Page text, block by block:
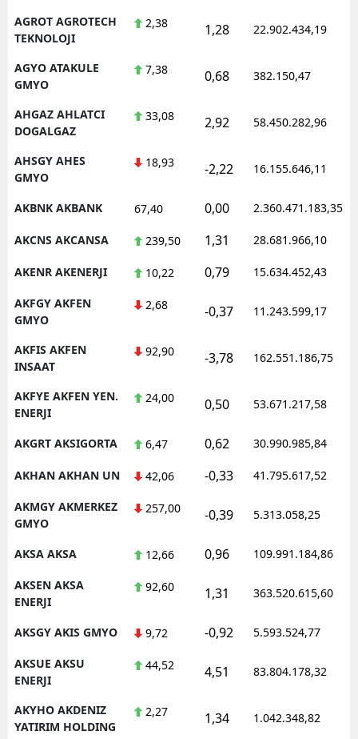
AGROT AGROTECH
TEKNOLOJI
2,38 1,28 22.902.434,19
AGYO ATAKULE
GMYO
7,38 0,68 382.150,47
AHGAZ AHLATCI
DOGALGAZ
33,08 2,92 58.450.282,96
AHSGY AHES
GMYO
18,93 -2,22 16.155.646,11
AKBNK AKBANK 67,40 0,00 2.360.471.183,35
AKCNS AKCANSA 239,50 1,31 28.681.966,10
AKENR AKENERJI 10,22 0,79 15.634.452,43
AKFGY AKFEN
GMYO
2,68 -0,37 11.243.599,17
AKFIS AKFEN
INSAAT
92,90 -3,78 162.551.186,75
AKFYE AKFEN YEN.
ENERJI
24,00 0,50 53.671.217,58
AKGRT AKSIGORTA 6,47 0,62 30.990.985,84
AKHAN AKHAN UN 42,06 -0,33 41.795.617,52
AKMGY AKMERKEZ
GMYO
257,00 -0,39 5.313.058,25
AKSA AKSA 12,66 0,96 109.991.184,86
AKSEN AKSA
ENERJI
92,60 1,31 363.520.615,60
AKSGY AKIS GMYO 9,72 -0,92 5.593.524,77
AKSUE AKSU
ENERJI
44,52 4,51 83.804.178,32
AKYHO AKDENIZ
YATIRIM HOLDING
2,27 1,34 1.042.348,82